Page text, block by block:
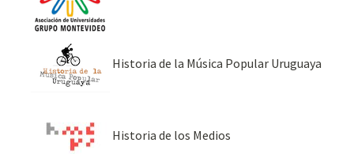
Historia de la Música Popular Uruguaya
Historia de los Medios